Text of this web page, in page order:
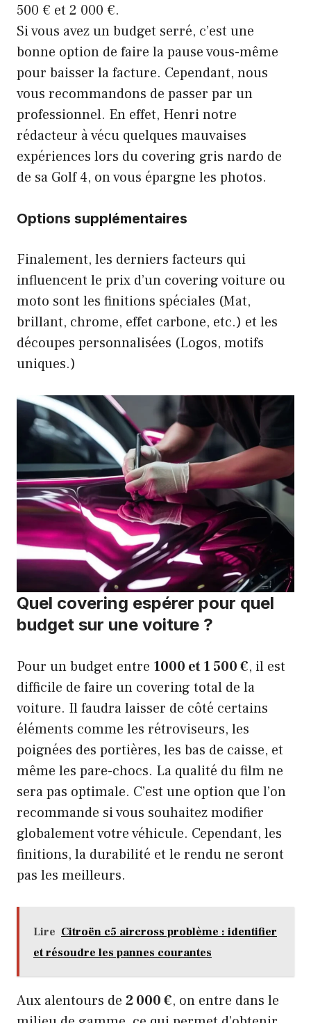
500 € et 2 000 €.
Si vous avez un budget serré, c’est une
bonne option de faire la pause vous-même
pour baisser la facture. Cependant, nous
vous recommandons de passer par un
professionnel. En effet, Henri notre
rédacteur à vécu quelques mauvaises
expériences lors du covering gris nardo de
de sa Golf 4, on vous épargne les photos.
Options supplémentaires
Finalement, les derniers facteurs qui
influencent le prix d’un covering voiture ou
moto sont les finitions spéciales (Mat,
brillant, chrome, effet carbone, etc.) et les
découpes personnalisées (Logos, motifs
uniques.)
Quel covering espérer pour quel
budget sur une voiture ?
Pour un budget entre 1000 et 1 500 €, il est
difficile de faire un covering total de la
voiture. Il faudra laisser de côté certains
éléments comme les rétroviseurs, les
poignées des portières, les bas de caisse, et
même les pare-chocs. La qualité du film ne
sera pas optimale. C’est une option que l’on
recommande si vous souhaitez modifier
globalement votre véhicule. Cependant, les
finitions, la durabilité et le rendu ne seront
pas les meilleurs.
Lire Citroën c5 aircross problème : identifier
et résoudre les pannes courantes
Aux alentours de 2 000 €, on entre dans le